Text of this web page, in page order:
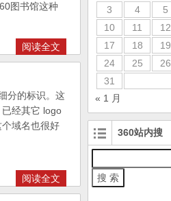
图书馆这种
阅读全文
分的标识。这
经其它 logo
域名也很好
阅读全文
3
4 5
10
11 12
17
18 19
24
25 26
31
« 1 月
360站内搜